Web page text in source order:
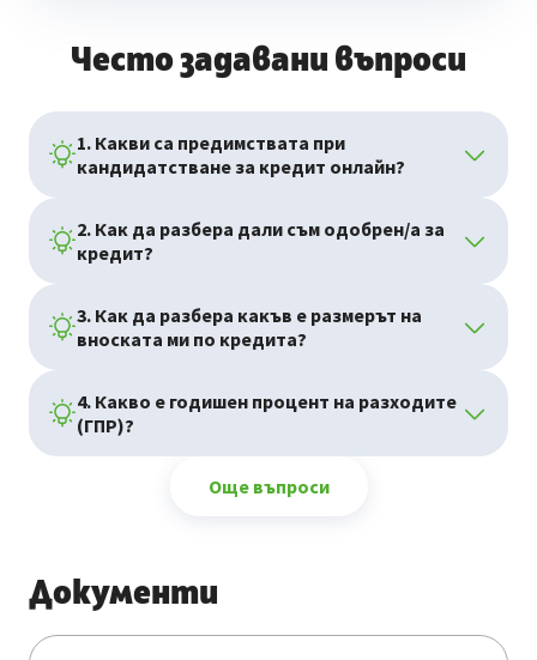
Често задавани въпроси
1. Какви са предимствата при
кандидатстване за кредит онлайн?
2. Как да разбера дали съм одобрен/а за
кредит?
3. Как да разбера какъв е размерът на
вноската ми по кредита?
4. Какво е годишен процент на разходите
(ГПР)?
Още въпроси
Документи